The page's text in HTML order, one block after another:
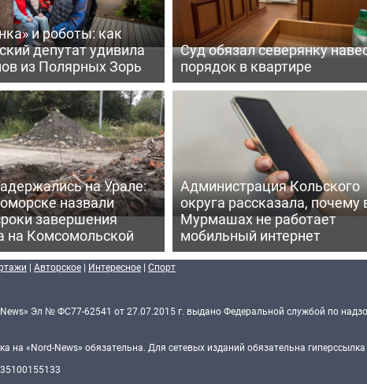
и роботы: как
депутат удивила
из Полярных Зорь
Суд обязал северянку
порядок в квартире
на Урале:
назвали
завершения
на Комсомольской
Администрация Кольского
округа рассказала, почему
Мурмашах не работает
мобильный интернет
| Авторское | Интересное | Спорт
Эл № ФС77-62541 от 27.07.2015 г. выдано Федеральной службой по
«Nord-News» обязательна. Для сетевых изданий обязательна гиперссылка